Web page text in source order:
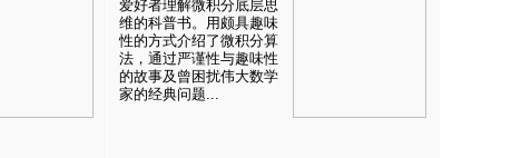
爱好者理解微积分底层思
维的科普书。用颇具趣味
性的方式介绍了微积分算
法，通过严谨性与趣味性
的故事及曾困扰伟大数学
家的经典问题...